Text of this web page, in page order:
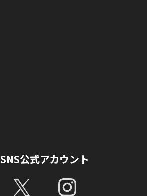
SNS公式アカウント